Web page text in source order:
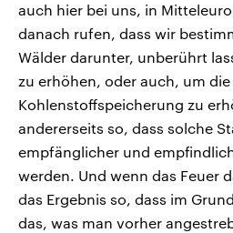
auch hier bei uns, in
danach rufen, dass wir
Wälder darunter, unberührt
zu erhöhen, oder auch, um die
Kohlenstoffspeicherung zu
andererseits so, dass solche
empfänglicher und
werden. Und wenn das Feuer
das Ergebnis so, dass im
das, was man vorher